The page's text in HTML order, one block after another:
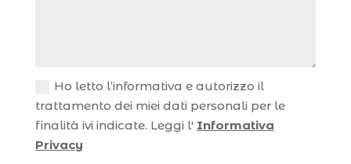
Ho letto l’informativa e autorizzo il
trattamento dei miei dati personali per le
finalità ivi indicate. Leggi l' Informativa
Privacy